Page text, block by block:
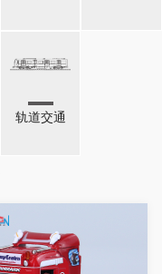
轨道交通